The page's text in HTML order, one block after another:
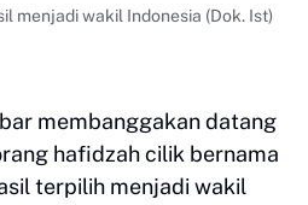
menjadi wakil Indonesia (Dok. Ist)
membanggakan datang
hafidzah cilik bernama
terpilih menjadi wakil